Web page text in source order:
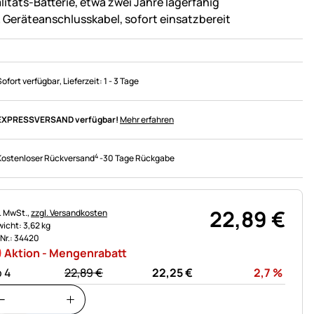
Geräteanschlusskabel, sofort einsatzbereit
verfügbar, Lieferzeit:1 - 3 Tage
verfügbar!Mehr erfahren
Rückversand4-30 Tage Rückgabe
MwSt.,zzgl. Versandkosten
3,62 kg
34420
22,89€
Aktion - Mengenrabatt
4
statt:
22,89€ 22,25€ 2,7 %